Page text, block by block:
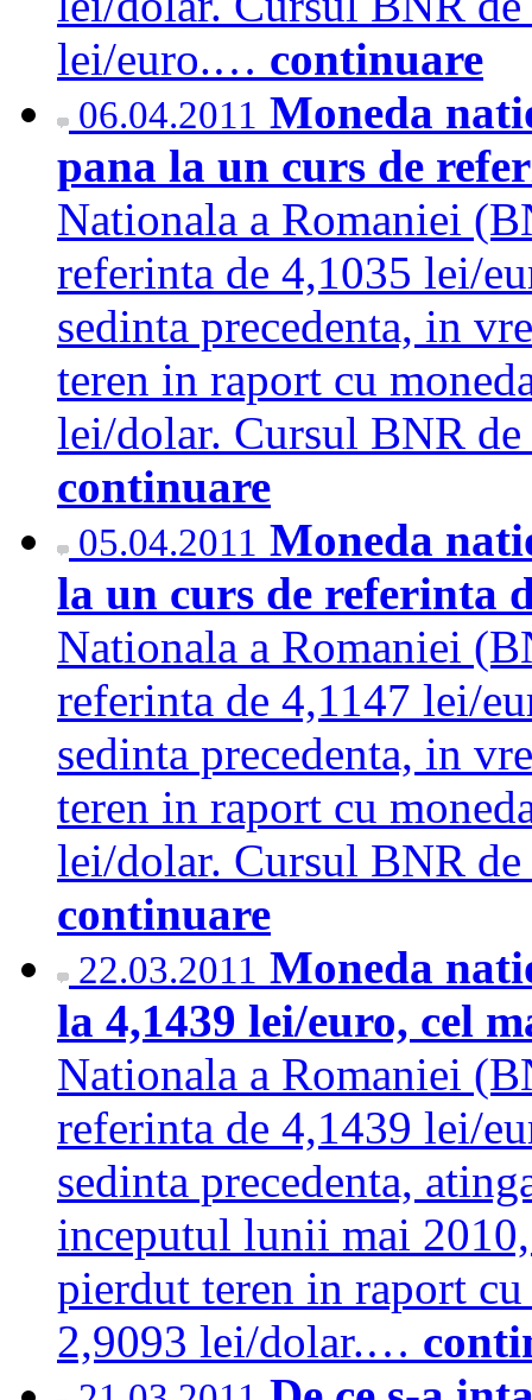
lei/euro.… continuare
06.04.2011 Moneda
pana la un curs de
Nationala a Romaniei
referinta de 4,1035 lei/
sedinta precedenta, in
teren in raport cu
lei/dolar. Cursul BNR
continuare
05.04.2011 Moneda
la un curs de referinta
Nationala a Romaniei
referinta de 4,1147 lei/
sedinta precedenta, in
teren in raport cu
lei/dolar. Cursul BNR
continuare
22.03.2011 Moneda
la 4,1439 lei/euro, cel
Nationala a Romaniei
referinta de 4,1439 lei/
sedinta precedenta,
inceputul lunii mai
pierdut teren in raport
2,9093 lei/dolar.…